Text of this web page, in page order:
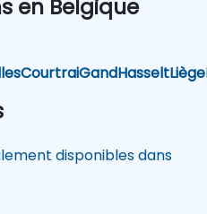
en Belgique
CourtraiGandHasseltLiège
disponibles dans